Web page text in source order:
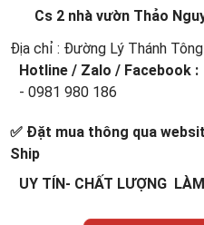
Cs 2 nhà vườn Thảo
Địa chỉ : Đường Lý Thánh
Hotline / Zalo / Facebook :
- 0981 980 186
✅ Đặt mua thông qua
Ship
UY TÍN- CHẤT LƯỢNG